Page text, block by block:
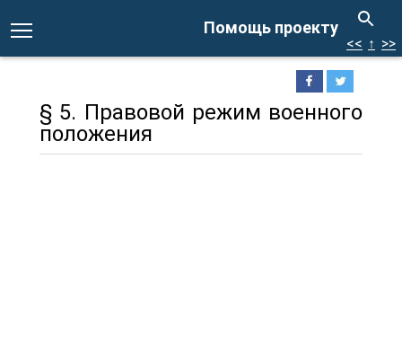
Помощь проекту
<< ↑ >>
§ 5. Правовой режим военного
положения